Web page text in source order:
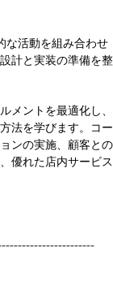
な活動を組み合わせ
計と実装の準備を整
メントを最適化し、
法を学びます。コー
ンの実施、顧客との
優れた店内サービス